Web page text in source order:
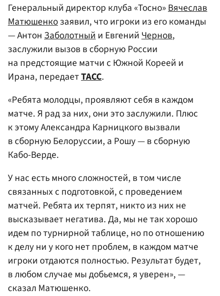
Генеральный директор клуба «Тосно»Вячеслав
Матюшенкозаявил, что игроки из его команды
— АнтонЗаболотныйи ЕвгенийЧернов,
заслужили вызов в сборную России
на предстоящие матчи с Южной Кореей и
Ирана, передаетТАСС.
«Ребята молодцы, проявляют себя в каждом
матче. Я рад за них, они это заслужили. Плюс
к этому Александра Карницкого вызвали
в сборную Белоруссии, а Рошу — в сборную
Кабо-Верде.
У нас есть много сложностей, в том числе
связанных с подготовкой, с проведением
матчей. Ребята их терпят, никто из них не
высказывает негатива. Да, мы не так хорошо
идем по турнирной таблице, но по отношению
к делу ни у кого нет проблем, в каждом матче
игроки отдаются полностью. Результат будет,
в любом случае мы добьемся, я уверен», —
сказал Матюшенко.